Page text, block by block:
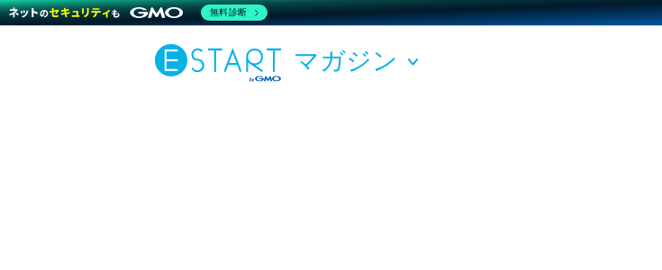
マガジン
無料診断